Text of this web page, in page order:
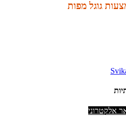
גוגל מפות
אלקטרוני